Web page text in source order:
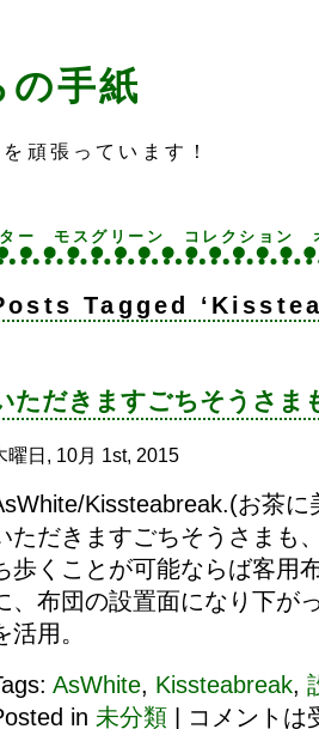
の手紙
頑張っています！
ー モスグリーン コレクション
Tagged
ただきますごちそうさま
曜日, 10月 1st, 2015
Kissteabreak.(お茶
ただきますごちそうさまも
歩くことが可能ならば客用
、布団の設置面になり下が
活用。
AsWhite, Kissteabreak,
in 未分類 | コメントは